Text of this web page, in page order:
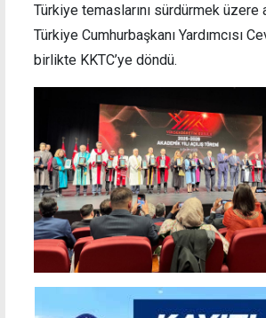
Türkiye temaslarını sürdürmek üzere
Türkiye Cumhurbaşkanı Yardımcısı
birlikte KKTC’ye döndü.